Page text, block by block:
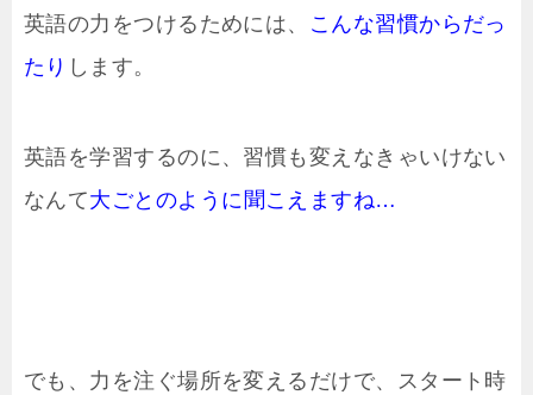
英語の力をつけるためには、
こんな習慣からだっ
たり します。
英語を学習するのに、習慣も変えなきゃいけない
なんて大ごとのように聞こえますね…
でも、力を注ぐ場所を変えるだけで、スタート時